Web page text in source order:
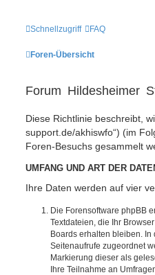
Schnellzugriff FAQ
Foren-Übersicht
Forum Hildesheimer
Diese Richtlinie beschreibt,
support.de/akhiswfo“) (im
Foren-Besuchs gesammelt
UMFANG UND ART DER
Ihre Daten werden auf vier
Die Forensoftware phpBB
Textdateien, die Ihr
Boards erhalten bleiben.
Seitenaufrufe zugeordnet
Markierung dieser als
Ihre Teilnahme an